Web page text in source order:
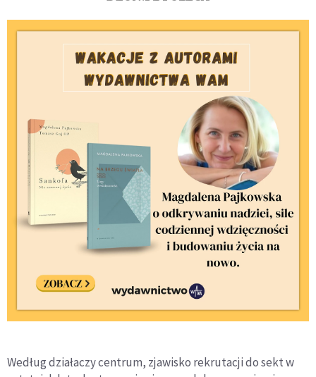
Według działaczy centrum, zjawisko rekrutacji do sekt w